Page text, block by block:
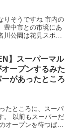
りそうですね 市内の
豊中市との市境にあ
公園は花見スポッ
】スーパーマル
ープンするみた
があったところ
たところに、スーパ
。 以前もスーパーだ
オープンを待つばか